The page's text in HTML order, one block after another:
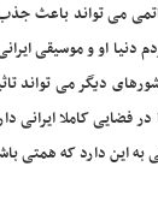
می تواند باعث
او و موسیقی
دیگر می تواند
فضایی کاملا ایرانی
این دارد که همتی